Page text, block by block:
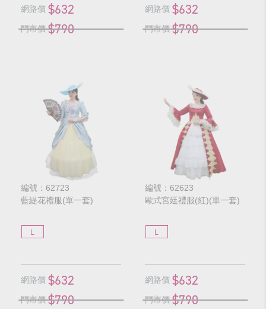
網路價 $632
門市價 $790
網路價 $632
門市價 $790
編號：62723
藍緹花禮服(單一套)
L
網路價 $632
門市價 $790
編號：62623
歐式宮廷禮服(紅)(單一套)
L
網路價 $632
門市價 $790